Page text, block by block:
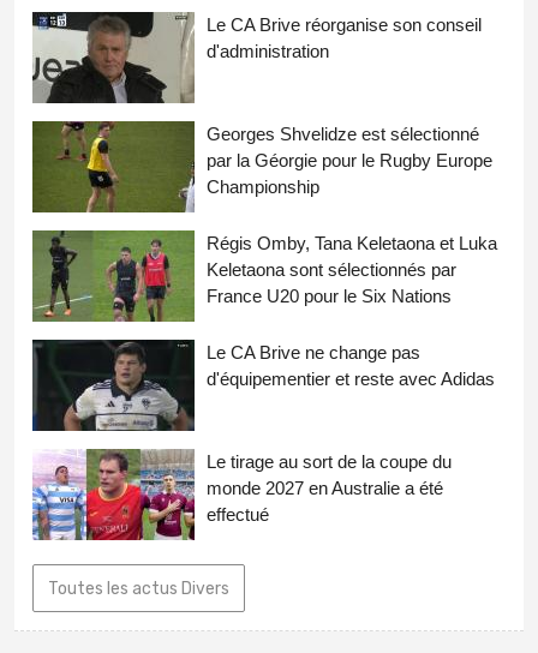
Le CA Brive réorganise son conseil
d'administration
Georges Shvelidze est sélectionné
par la Géorgie pour le Rugby Europe
Championship
Régis Omby, Tana Keletaona et Luka
Keletaona sont sélectionnés par
France U20 pour le Six Nations
Le CA Brive ne change pas
d'équipementier et reste avec Adidas
Le tirage au sort de la coupe du
monde 2027 en Australie a été
effectué
Toutes les actus Divers